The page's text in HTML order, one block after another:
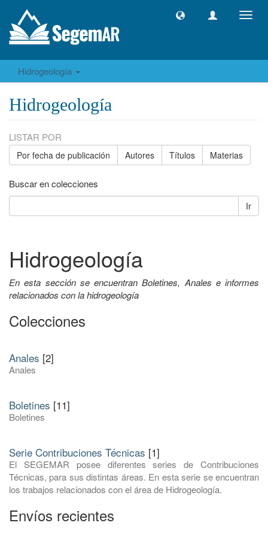
Hidrogeología
Hidrogeología
LISTAR POR
Por fecha de publicación Autores Títulos Materias
Buscar en colecciones
Ir
Hidrogeología
En esta sección se encuentran Boletines, Anales e informes
relacionados con la hidrogeología
Colecciones
Anales [2]
Anales
Boletines [11]
Boletines
Serie Contribuciones Técnicas [1]
El SEGEMAR posee diferentes series de Contribuciones
Técnicas, para sus distintas áreas. En esta serie se encuentran
los trabajos relacionados con el área de Hidrogeología.
Envíos recientes